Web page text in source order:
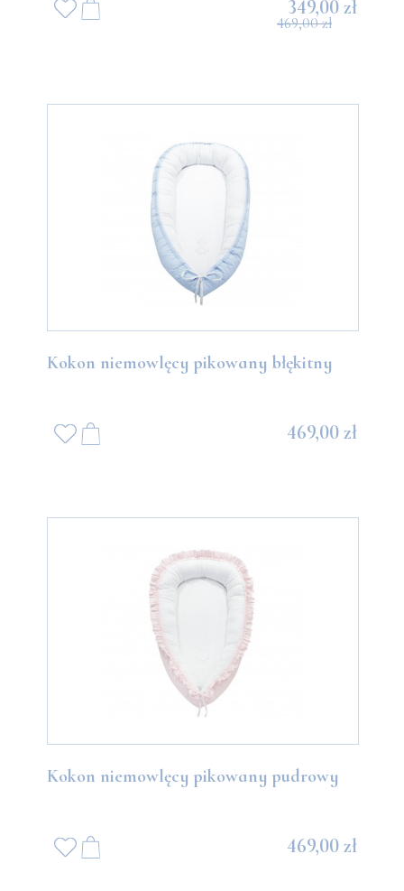
349,00 zł
469,00 zł
Kokon niemowlęcy pikowany błękitny
469,00 zł
Kokon niemowlęcy pikowany pudrowy
469,00 zł